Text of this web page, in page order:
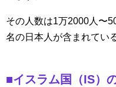
その人数は1万2000人〜
名の日本人が含まれてい
■イスラム国（IS）